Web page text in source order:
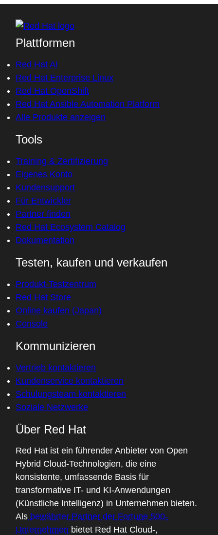
Plattformen
Red Hat AI
Red Hat Enterprise Linux
Red Hat OpenShift
Red Hat Ansible Automation Platform
Alle Produkte anzeigen
Tools
Training & Zertifizierung
Eigenes Konto
Kundensupport
Für Entwickler
Partner finden
Red Hat Ecosystem Catalog
Dokumentation
Testen, kaufen und verkaufen
Produkt-Testzentrum
Red Hat Store
Online kaufen (Japan)
Console
Kommunizieren
Vertrieb kontaktieren
Kundenservice kontaktieren
Schulungsteam kontaktieren
Soziale Netzwerke
Über Red Hat
Red Hat ist ein führender Anbieter von Open
Hybrid Cloud-Technologien, die eine
konsistente, umfassende Basis für
transformative IT- und KI-Anwendungen
(Künstliche Intelligenz) in Unternehmen bieten.
Als bewährter Partner der Fortune 500-
Unternehmen bietet Red Hat Cloud-,